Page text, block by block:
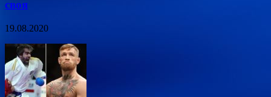
своя
19.08.2020